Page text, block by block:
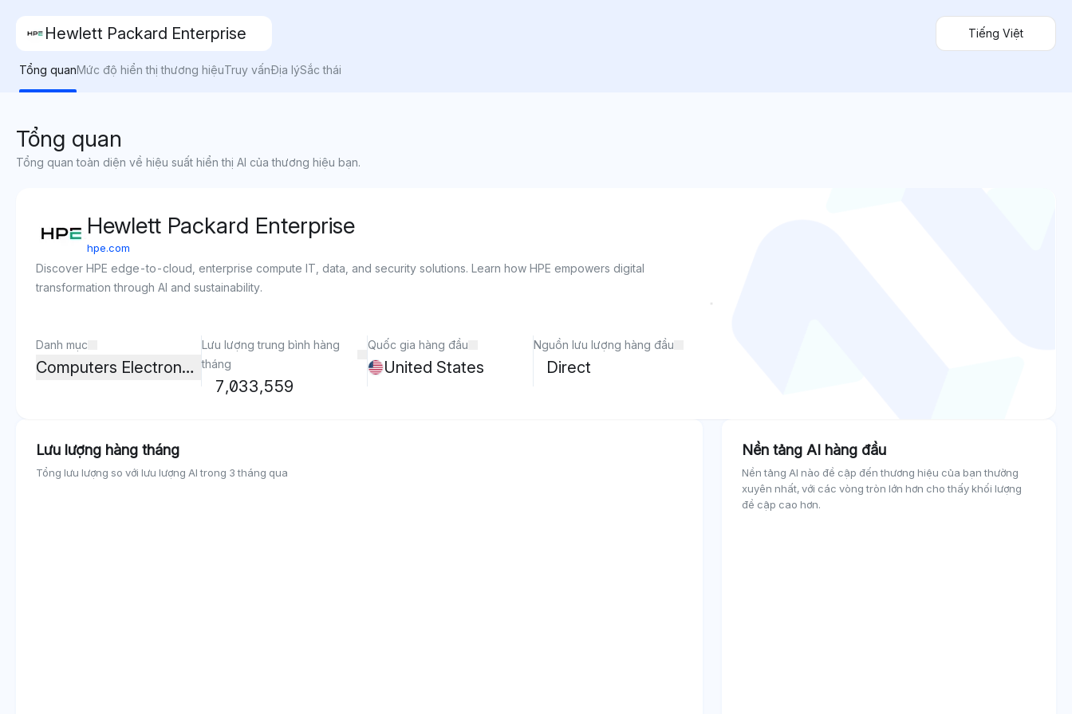
Hewlett Packard Enterprise Tiếng Việt
Tổng quanMức độ hiển thị thương hiệuTruy vấnĐịa lýSắc thái
Tổng quan
Tổng quan toàn diện về hiệu suất hiển thị AI của thương hiệu bạn.
Hewlett Packard Enterprise
hpe.com
Discover HPE edge-to-cloud, enterprise compute IT, data, and security solutions. Learn how HPE empowers digital
transformation through AI and sustainability.
Danh mục
Computers Electronics And Technology
Lưu lượng trung bình hàng
tháng
7,033,559
Quốc gia hàng đầu
United States
Nguồn lưu lượng hàng đầu
Direct
Lưu lượng hàng tháng
Tổng lưu lượng so với lưu lượng AI trong 3 tháng qua
Nền tảng AI hàng đầu
Nền tảng AI nào đề cập đến thương hiệu của bạn thường
xuyên nhất, với các vòng tròn lớn hơn cho thấy khối lượng
đề cập cao hơn.